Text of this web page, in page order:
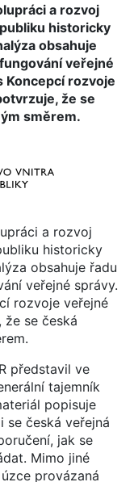
a rozvoj
historicky
obsahuje
veřejné
Koncepcí rozvoje
že se
směrem.
a rozvoj
historicky
obsahuje řadu
veřejné správy.
rozvoje veřejné
se česká
představil ve
tajemník
popisuje
se česká veřejná
jak se
Mimo jiné
provázaná